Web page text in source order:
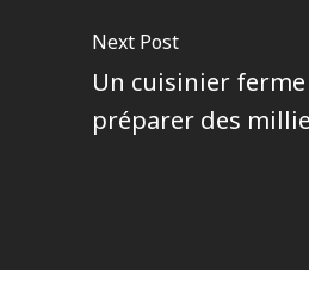
Next Post
Un cuisinier
préparer des